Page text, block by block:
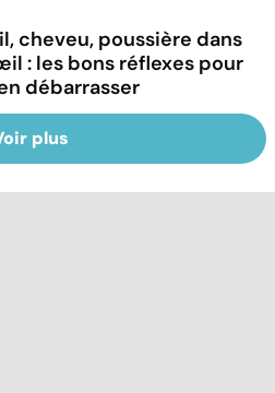
cheveu, poussière dans
: les bons réflexes pour
débarrasser
plus